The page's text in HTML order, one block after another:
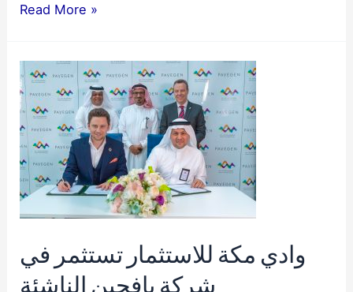
وادي
والتجمع
الصحي
يوقعان
“مذكرة
تفاهم”
للاستثمار
والتدريب
Read More »
وادي مكة للاستثمار تستثمر في
شركة بافجين الناشئة